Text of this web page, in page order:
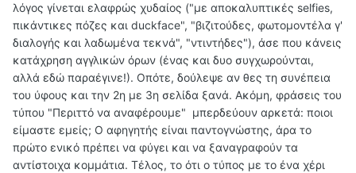
λόγος γίνεται ελαφρώς χυδαίος ("με αποκαλυπτικές selfies,
πικάντικες πόζες και duckface", "βιζιτούδες, φωτομοντέλα γ'
διαλογής και λαδωμένα τεκνά", "ντιντήδες"), άσε που κάνεις
κατάχρηση αγγλικών όρων (ένας και δυο συγχωρούνται,
αλλά εδώ παραέγινε!). Οπότε, δούλεψε αν θες τη συνέπεια
του ύφους και την 2η με 3η σελίδα ξανά. Ακόμη, φράσεις του
τύπου "Περιττό να αναφέρουμε" μπερδεύουν αρκετά: ποιοι
είμαστε εμείς; Ο αφηγητής είναι παντογνώστης, άρα το
πρώτο ενικό πρέπει να φύγει και να ξαναγραφούν τα
αντίστοιχα κομμάτια. Τέλος, το ότι ο τύπος με το ένα χέρι